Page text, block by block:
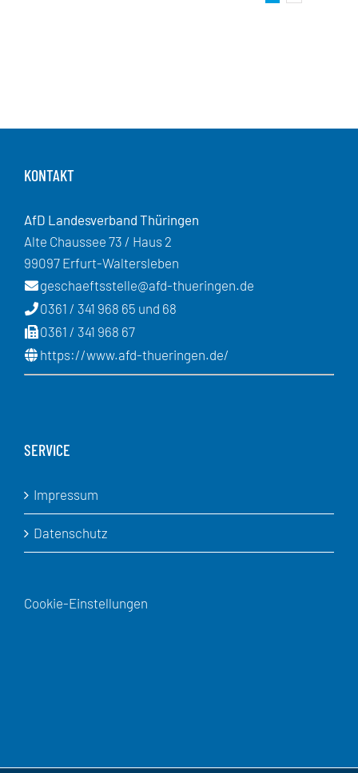
KONTAKT
AfD Landesverband Thüringen
Alte Chaussee 73 / Haus 2
99097 Erfurt-Waltersleben
geschaeftsstelle@afd-thueringen.de
0361 / 341 968 65 und 68
0361 / 341 968 67
https://www.afd-thueringen.de/
SERVICE
Impressum
Datenschutz
Cookie-Einstellungen